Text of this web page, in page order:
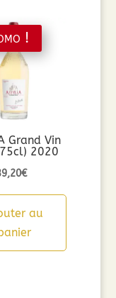
!
Grand Vin
2020
:
€Le
actuel
est :
au